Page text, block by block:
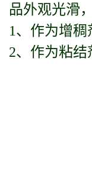
品外观光滑
1、作为增
2、作为粘